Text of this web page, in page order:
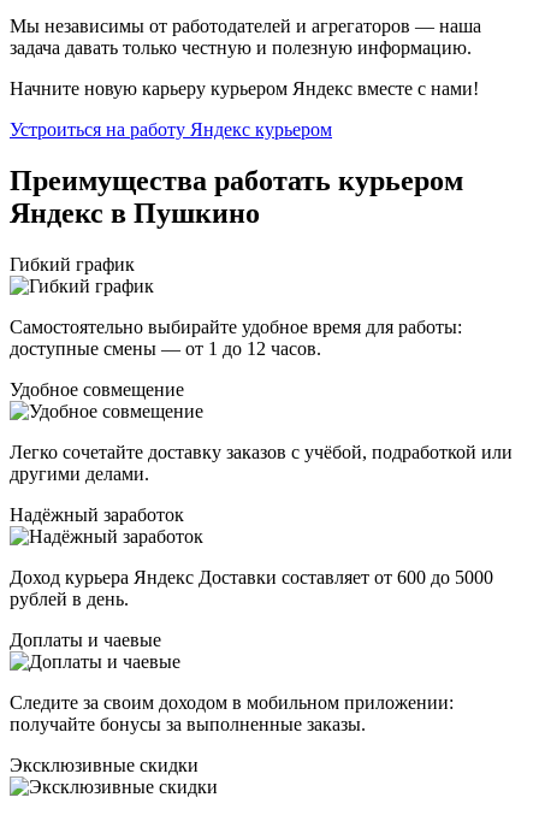
Мы независимы от работодателей и агрегаторов — наша
задача давать только честную и полезную информацию.
Начните новую карьеру курьером Яндекс вместе с нами!
Устроиться на работу Яндекс курьером
Преимущества работать курьером
Яндекс в Пушкино
Гибкий график
Самостоятельно выбирайте удобное время для работы:
доступные смены — от 1 до 12 часов.
Удобное совмещение
Легко сочетайте доставку заказов с учёбой, подработкой или
другими делами.
Надёжный заработок
Доход курьера Яндекс Доставки составляет от 600 до 5000
рублей в день.
Доплаты и чаевые
Следите за своим доходом в мобильном приложении:
получайте бонусы за выполненные заказы.
Эксклюзивные скидки